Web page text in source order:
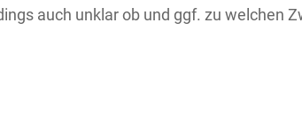
auch unklar ob und ggf. zu welchen